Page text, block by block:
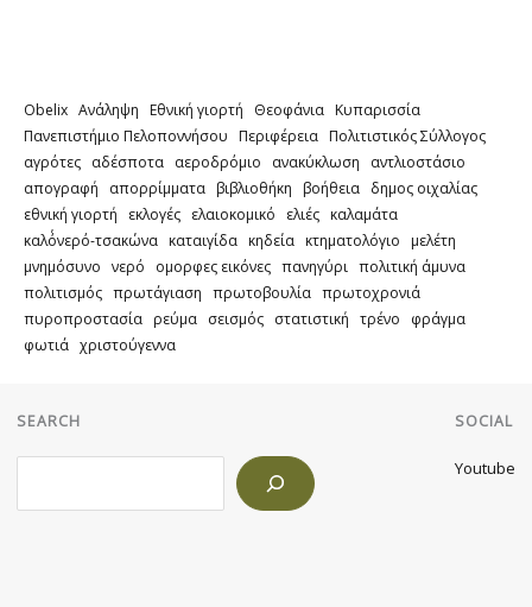
Obelix Ανάληψη Εθνική γιορτή Θεοφάνια Κυπαρισσία
Πανεπιστήμιο Πελοποννήσου
Περιφέρεια Πολιτιστικός Σύλλογος
αγρότες αδέσποτα αεροδρόμιο ανακύκλωση
αντλιοστάσιο
απογραφή
απορρίμματα βιβλιοθήκη βοήθεια δημος οιχαλίας
εθνική γιορτή
εκλογές ελαιοκομικό ελιές καλαμάτα
καλό΄νερό-τσακώνα καταιγίδα κηδεία κτηματολόγιο
μελέτη
μνημόσυνο νερό ομορφες εικόνες πανηγύρι πολιτική άμυνα
πολιτισμός πρωτάγιαση πρωτοβουλία πρωτοχρονιά
πυροπροστασία ρεύμα σεισμός στατιστική τρένο
φράγμα
φωτιά χριστούγεννα
SEARCH SOCIAL
Youtube